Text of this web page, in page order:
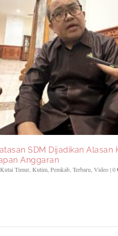
SDM Dijadikan Alasan
Anggaran
Timur ,Kutim ,Pemkab ,Terbaru ,Video|0